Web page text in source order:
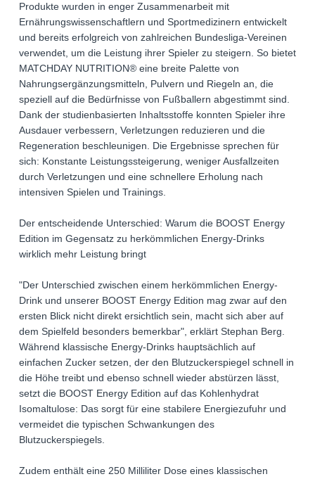
Produkte wurden in enger Zusammenarbeit mit
Ernährungswissenschaftlern und Sportmedizinern entwickelt
und bereits erfolgreich von zahlreichen Bundesliga-Vereinen
verwendet, um die Leistung ihrer Spieler zu steigern. So bietet
MATCHDAY NUTRITION® eine breite Palette von
Nahrungsergänzungsmitteln, Pulvern und Riegeln an, die
speziell auf die Bedürfnisse von Fußballern abgestimmt sind.
Dank der studienbasierten Inhaltsstoffe konnten Spieler ihre
Ausdauer verbessern, Verletzungen reduzieren und die
Regeneration beschleunigen. Die Ergebnisse sprechen für
sich: Konstante Leistungssteigerung, weniger Ausfallzeiten
durch Verletzungen und eine schnellere Erholung nach
intensiven Spielen und Trainings.
Der entscheidende Unterschied: Warum die BOOST Energy
Edition im Gegensatz zu herkömmlichen Energy-Drinks
wirklich mehr Leistung bringt
"Der Unterschied zwischen einem herkömmlichen Energy-
Drink und unserer BOOST Energy Edition mag zwar auf den
ersten Blick nicht direkt ersichtlich sein, macht sich aber auf
dem Spielfeld besonders bemerkbar", erklärt Stephan Berg.
Während klassische Energy-Drinks hauptsächlich auf
einfachen Zucker setzen, der den Blutzuckerspiegel schnell in
die Höhe treibt und ebenso schnell wieder abstürzen lässt,
setzt die BOOST Energy Edition auf das Kohlenhydrat
Isomaltulose: Das sorgt für eine stabilere Energiezufuhr und
vermeidet die typischen Schwankungen des
Blutzuckerspiegels.
Zudem enthält eine 250 Milliliter Dose eines klassischen